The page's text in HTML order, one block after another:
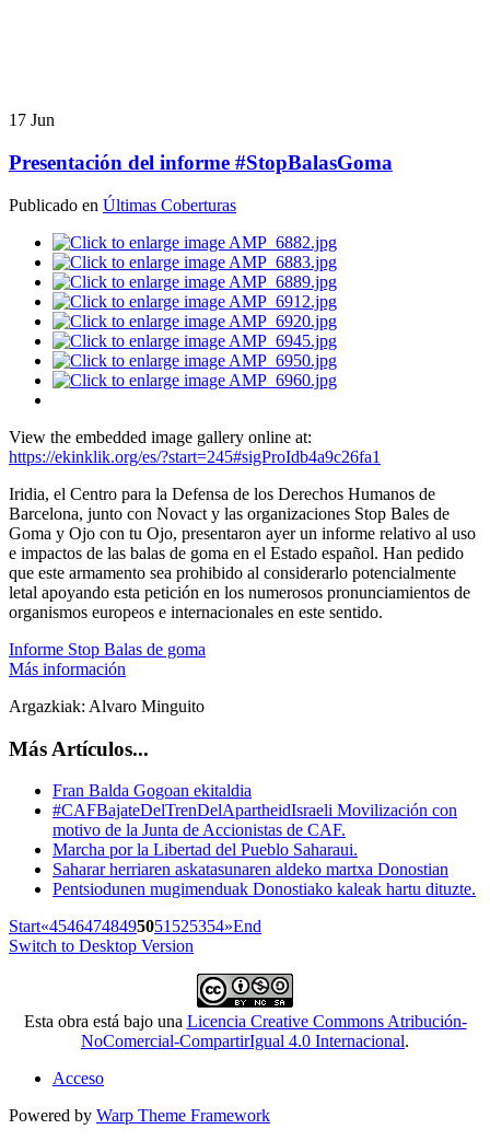
17 Jun
Presentación del informe #StopBalasGoma
Publicado en Últimas Coberturas
View the embedded image gallery online at:
https://ekinklik.org/es/?start=245#sigProIdb4a9c26fa1
Iridia, el Centro para la Defensa de los Derechos Humanos de
Barcelona, junto con Novact y las organizaciones Stop Bales de
Goma y Ojo con tu Ojo, presentaron ayer un informe relativo al uso
e impactos de las balas de goma en el Estado español. Han pedido
que este armamento sea prohibido al considerarlo potencialmente
letal apoyando esta petición en los numerosos pronunciamientos de
organismos europeos e internacionales en este sentido.
Informe Stop Balas de goma
Más información
Argazkiak: Alvaro Minguito
Más Artículos...
Fran Balda Gogoan ekitaldia
#CAFBajateDelTrenDelApartheidIsraeli Movilización con
motivo de la Junta de Accionistas de CAF.
Marcha por la Libertad del Pueblo Saharaui.
Saharar herriaren askatasunaren aldeko martxa Donostian
Pentsiodunen mugimenduak Donostiako kaleak hartu dituzte.
Start«45464748495051 525354»End
Switch to Desktop Version
Esta obra está bajo una Licencia Creative Commons Atribución-
NoComercial-CompartirIgual 4.0 Internacional.
Acceso
Powered by Warp Theme Framework